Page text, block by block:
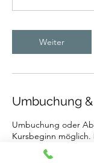
Weiter
Umbuchung
Umbuchung oder
Kursbeginn möglich.
Betrag nicht mehr
gilt nicht für